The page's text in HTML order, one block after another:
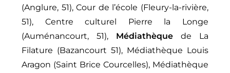
(Anglure, 51), Cour de l’école (Fleury-la-rivière,
51), Centre culturel Pierre la Longe
(Auménancourt, 51), Médiathèque de La
Filature (Bazancourt 51), Médiathèque Louis
Aragon (Saint Brice Courcelles), Médiathèque